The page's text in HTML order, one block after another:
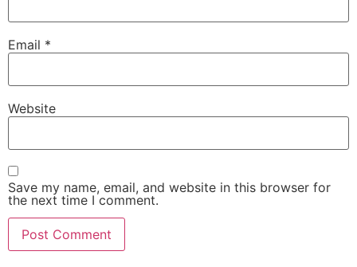
Email *
Website
Save my name, email, and website in this browser for
the next time I comment.